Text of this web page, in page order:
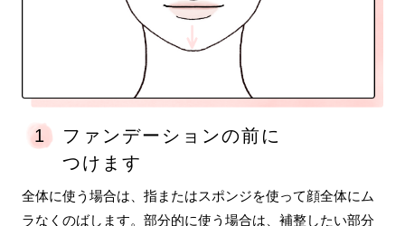
1
ファンデーションの前に
つけます
全体に使う場合は、指またはスポンジを使って顔全体にム
ラなくのばします。部分的に使う場合は、補整したい部分